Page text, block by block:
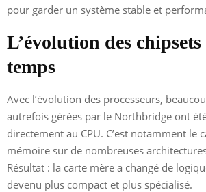
pour garder un système stable et
L’évolution des
temps
Avec l’évolution des processeurs,
autrefois gérées par le Northbridge ont
directement au CPU. C’est notamment le
mémoire sur de nombreuses
Résultat : la carte mère a changé de
devenu plus compact et plus spécialisé.